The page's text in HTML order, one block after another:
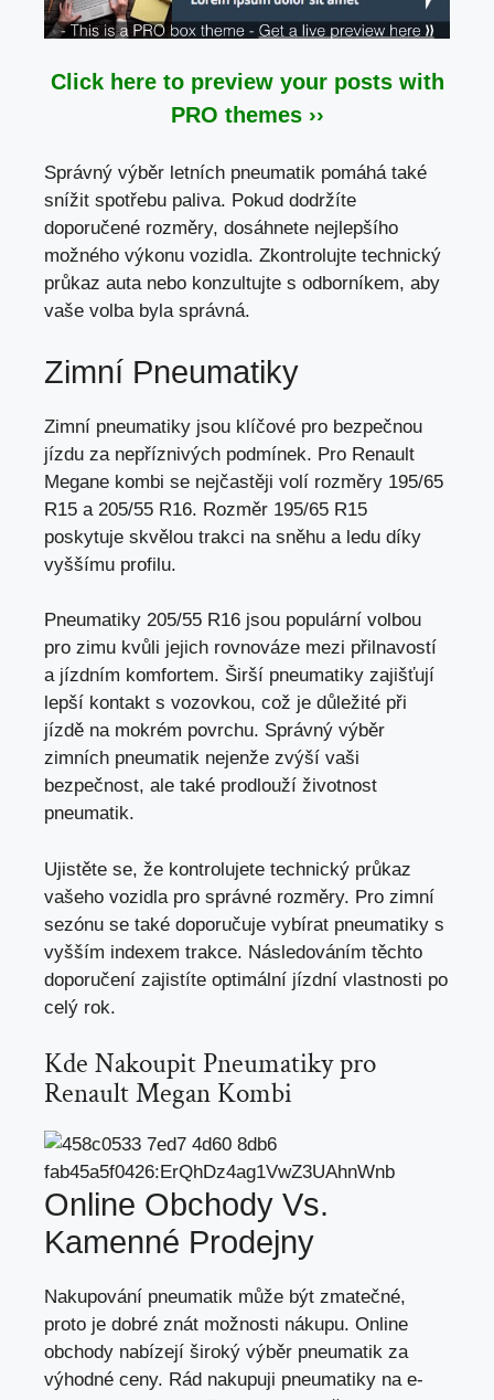
Click here to preview your posts with
PRO themes ››
Správný výběr letních pneumatik pomáhá také
snížit spotřebu paliva. Pokud dodržíte
doporučené rozměry, dosáhnete nejlepšího
možného výkonu vozidla. Zkontrolujte technický
průkaz auta nebo konzultujte s odborníkem, aby
vaše volba byla správná.
Zimní Pneumatiky
Zimní pneumatiky jsou klíčové pro bezpečnou
jízdu za nepříznivých podmínek. Pro Renault
Megane kombi se nejčastěji volí rozměry 195/65
R15 a 205/55 R16. Rozměr 195/65 R15
poskytuje skvělou trakci na sněhu a ledu díky
vyššímu profilu.
Pneumatiky 205/55 R16 jsou populární volbou
pro zimu kvůli jejich rovnováze mezi přilnavostí
a jízdním komfortem. Širší pneumatiky zajišťují
lepší kontakt s vozovkou, což je důležité při
jízdě na mokrém povrchu. Správný výběr
zimních pneumatik nejenže zvýší vaši
bezpečnost, ale také prodlouží životnost
pneumatik.
Ujistěte se, že kontrolujete technický průkaz
vašeho vozidla pro správné rozměry. Pro zimní
sezónu se také doporučuje vybírat pneumatiky s
vyšším indexem trakce. Následováním těchto
doporučení zajistíte optimální jízdní vlastnosti po
celý rok.
Kde Nakoupit Pneumatiky pro
Renault Megan Kombi
Online Obchody Vs.
Kamenné Prodejny
Nakupování pneumatik může být zmatečné,
proto je dobré znát možnosti nákupu. Online
obchody nabízejí široký výběr pneumatik za
výhodné ceny. Rád nakupuji pneumatiky na e-